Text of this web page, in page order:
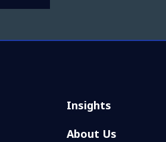
Insights
About Us